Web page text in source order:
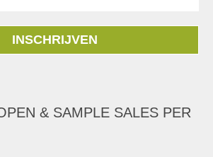
INSCHRIJVEN
& SAMPLE SALES PER